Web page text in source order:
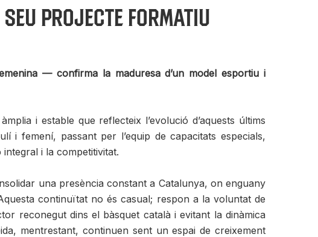
seu projecte formatiu
— confirma la maduresa d’un model esportiu i
i estable que reflecteix l’evolució d’aquests últims
i femení, passant per l’equip de capacitats especials,
i la competitivitat.
una presència constant a Catalunya, on enguany
continuïtat no és casual; respon a la voluntat de
reconegut dins el bàsquet català i evitant la dinàmica
mentrestant, continuen sent un espai de creixement